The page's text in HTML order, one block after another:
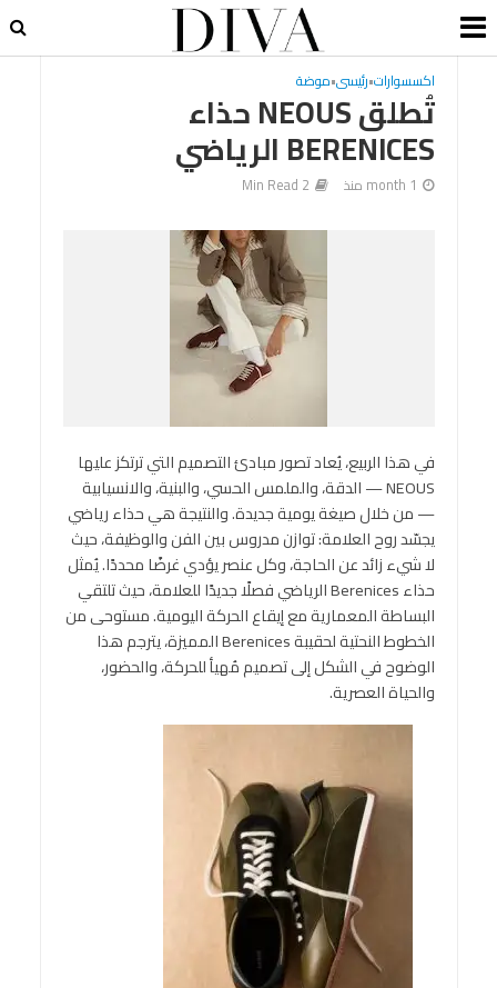
اكسسوارات•رئيسى•موضة
تُطلق NEOUS حذاء
BERENICES الرياضي
1 month منذ 2 Min Read
في هذا الربيع، يُعاد تصور مبادئ التصميم التي ترتكز عليها
NEOUS — الدقة، والملمس الحسي، والبنية، والانسيابية
— من خلال صيغة يومية جديدة. والنتيجة هي حذاء رياضي
يجسّد روح العلامة: توازن مدروس بين الفن والوظيفة، حيث
لا شيء زائد عن الحاجة، وكل عنصر يؤدي غرضًا محددًا. يُمثل
حذاء Berenices الرياضي فصلًا جديدًا للعلامة، حيث تلتقي
البساطة المعمارية مع إيقاع الحركة اليومية. مستوحى من
الخطوط النحتية لحقيبة Berenices المميزة، يترجم هذا
الوضوح في الشكل إلى تصميم مُهيأ للحركة، والحضور،
والحياة العصرية.